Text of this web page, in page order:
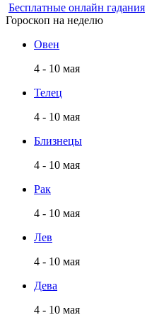
Бесплатные онлайн гадания
Гороскоп на неделю
Овен
4 - 10 мая
Телец
4 - 10 мая
Близнецы
4 - 10 мая
Рак
4 - 10 мая
Лев
4 - 10 мая
Дева
4 - 10 мая